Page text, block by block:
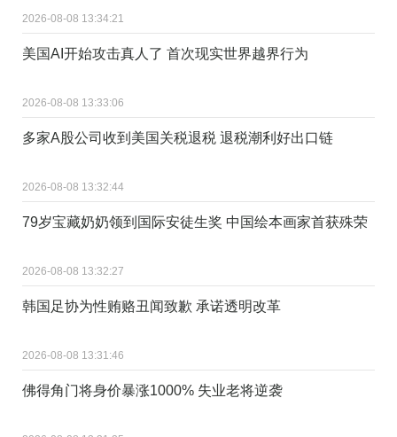
2026-08-08 13:34:21
美国AI开始攻击真人了 首次现实世界越界行为
2026-08-08 13:33:06
多家A股公司收到美国关税退税 退税潮利好出口链
2026-08-08 13:32:44
79岁宝藏奶奶领到国际安徒生奖 中国绘本画家首获殊荣
2026-08-08 13:32:27
韩国足协为性贿赂丑闻致歉 承诺透明改革
2026-08-08 13:31:46
佛得角门将身价暴涨1000% 失业老将逆袭